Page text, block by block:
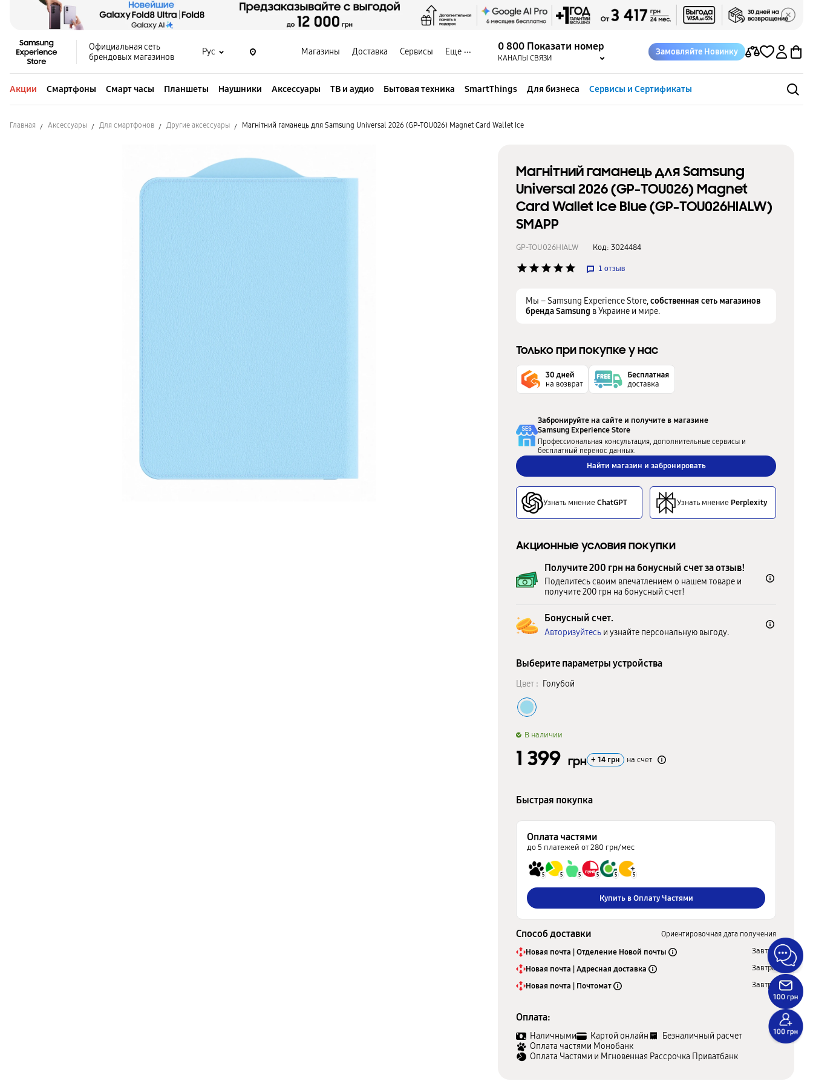
Официальная сеть
брендовых магазинов
Рус Магазины Доставка Сервисы Еще 0 800 Показати номер
КАНАЛЫ СВЯЗИ
Замовляйте Новинку
Акции Смартфоны Смарт часы Планшеты Наушники Аксессуары ТВ и аудио Бытовая техника SmartThings Для бизнеса Сервисы и Сертификаты
Главная Аксессуары Для смартфонов Другие аксессуары Магнітний гаманець для Samsung Universal 2026 (GP-TOU026) Magnet Card Wallet Ice
Магнітний гаманець для Samsung
Universal 2026 (GP-TOU026) Magnet
Card Wallet Ice Blue (GP-TOU026HIALW)
SMAPP
GP-TOU026HIALW Код: 3024484
star star star star star 1 отзыв
Мы – Samsung Experience Store,собственная сеть магазинов
бренда Samsung в Украине и мире.
Только при покупке у нас
Забронируйте на сайте и получите в магазине
Samsung Experience Store
Профессиональная консультация, дополнительные сервисы и
бесплатный перенос данных.
Найти магазин и забронировать
Узнать мнениеChatGPT Узнать мнение Perplexity
Акционные условия покупки
Получите 200 грн на бонусный счет за отзыв!
Поделитесь своим впечатлением о нашем товаре и
получите 200 грн на бонусный счет!
Бонусный счет.
Авторизуйтесь и узнайте персональную выгоду.
Выберите параметры устройства
Цвет : Голубой
B наличии
1 399 грн + 14 грн на счет
Быстрая покупка
Оплата частями
до 5 платежей от 280 грн/мес
5 5 5 5 5 5
Купить в Оплату Частями
Способ доставки Ориентировочная дата получения
Новая почта | Отделение Новой почты
Завтра
Новая почта | Адресная доставка
Завтра
Новая почта | Почтомат
Завтра
Оплата:
Наличными Картой онлайн
Безналичный расчет
Оплата частями Монобанк
Оплата Частями и Мгновенная Рассрочка Приватбанк